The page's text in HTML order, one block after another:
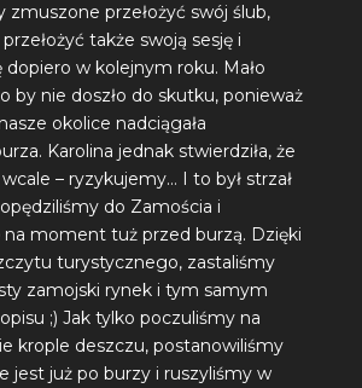
zmuszone przełożyć swój ślub,
także swoją sesję i
dopiero w kolejnym roku. Mało
by nie doszło do skutku, ponieważ
okolice nadciągała
Karolina jednak stwierdziła, że
– ryzykujemy… I to był strzał
do Zamościa i
na moment tuż przed burzą. Dzięki
turystycznego, zastaliśmy
zamojski rynek i tym samym
;) Jak tylko poczuliśmy na
krople deszczu, postanowiliśmy
jest już po burzy i ruszyliśmy w